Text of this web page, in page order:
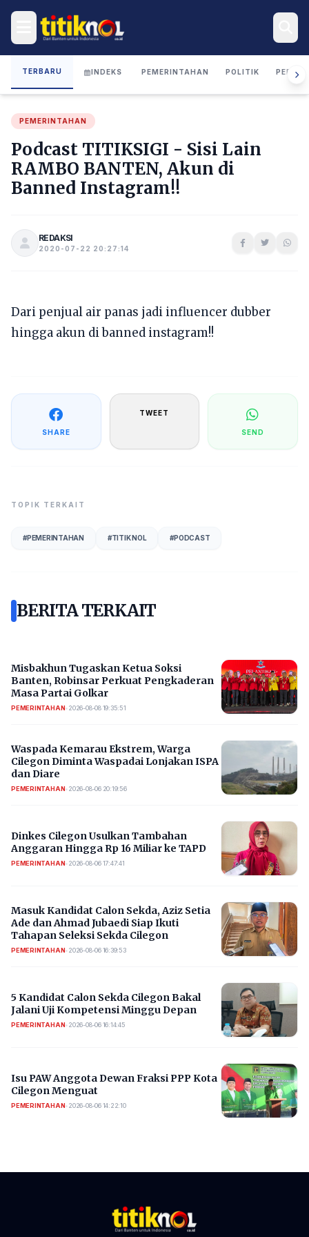
TERBARU INDEKS PEMERINTAHAN POLITIK
PEMERINTAHAN
Podcast TITIKSIGI - Sisi Lain
RAMBO BANTEN, Akun di
Banned Instagram!!
REDAKSI
2020-07-22 20:27:14
Dari penjual air panas jadi influencer dubber
hingga akun di banned instagram!!
SHARE
TWEET
SEND
TOPIK TERKAIT
#PEMERINTAHAN #TITIK NOL #PODCAST
BERITA TERKAIT
Misbakhun Tugaskan Ketua Soksi
Banten, Robinsar Perkuat Pengkaderan
Masa Partai Golkar
PEMERINTAHAN• 2026-08-08 19:35:51
Waspada Kemarau Ekstrem, Warga
Cilegon Diminta Waspadai Lonjakan ISPA
dan Diare
PEMERINTAHAN• 2026-08-06 20:19:56
Dinkes Cilegon Usulkan Tambahan
Anggaran Hingga Rp 16 Miliar ke TAPD
PEMERINTAHAN• 2026-08-06 17:47:41
Masuk Kandidat Calon Sekda, Aziz Setia
Ade dan Ahmad Jubaedi Siap Ikuti
Tahapan Seleksi Sekda Cilegon
PEMERINTAHAN• 2026-08-06 16:39:53
5 Kandidat Calon Sekda Cilegon Bakal
Jalani Uji Kompetensi Minggu Depan
PEMERINTAHAN• 2026-08-06 16:14:45
Isu PAW Anggota Dewan Fraksi PPP Kota
Cilegon Menguat
PEMERINTAHAN• 2026-08-06 14:22:10